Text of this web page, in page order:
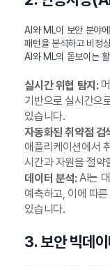
AI와 ML이 보안 분야
패턴을 분석하고 비정
AI와 ML의 돋보이는
실시간 위협 탐지:
기반으로 실시간으
있습니다.
자동화된 취약점 검
애플리케이션에서
시간과 자원을 절약
데이터 분석:AI는
예측하고, 이에 따
있습니다.
3. 보안 빅데